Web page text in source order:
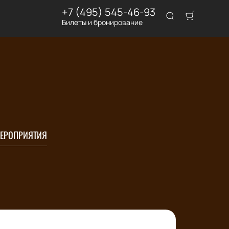
+7 (495) 545-46-93
Билеты и бронирование